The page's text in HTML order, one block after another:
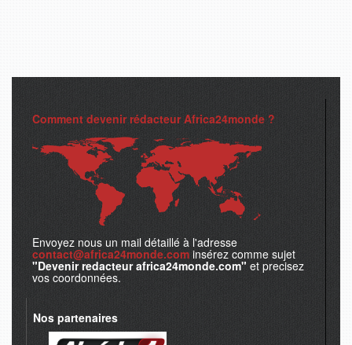
Comment devenir rédacteur Africa24monde ?
Envoyez nous un mail détaillé à l'adresse
contact@africa24monde.com insérez comme sujet
"Devenir redacteur africa24monde.com" et precisez
vos coordonnées.
Nos partenaires